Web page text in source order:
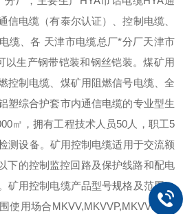
信电缆（有泰尔认证）、控制电缆、
缆、各 天津市电缆总厂*分厂天津市
以生产钢带铠装和钢丝铠装。煤矿用
控制电缆、煤矿用阻燃信号电缆、全
塑综合护套市内通信电缆的专业型生
㎡，拥有工程技术人员50人，职工5
测设备。矿用控制电缆适用于交流额
下的控制监控回路及保护线路和配电
矿用控制电缆产品型号规格及范围：
使用场合MKVV,MKVVP,MKVVP2 0.